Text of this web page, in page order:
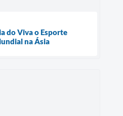
do Viva o Esporte
na Ásia